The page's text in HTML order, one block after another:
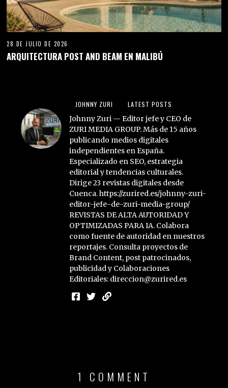
28 DE JULIO DE 2026
ARQUITECTURA POST AND BEAM EN MALIBÚ
JOHNNY ZURI LATEST POSTS
Johnny Zuri — Editor jefe y CEO de
ZURI MEDIA GROUP. Más de 15 años
publicando medios digitales
independientes en España.
Especializado en SEO, estrategia
editorial y tendencias culturales.
Dirige 23 revistas digitales desde
Cuenca. https://zurired.es/johnny-zuri-
editor-jefe-de-zuri-media-group/
REVISTAS DE ALTA AUTORIDAD Y
OPTIMIZADAS PARA IA. Colabora
como fuente de autoridad en nuestros
reportajes. Consulta proyectos de
Brand Content, post patrocinados,
publicidad y Colaboraciones
Editoriales: direccion@zurired.es
1 COMMENT